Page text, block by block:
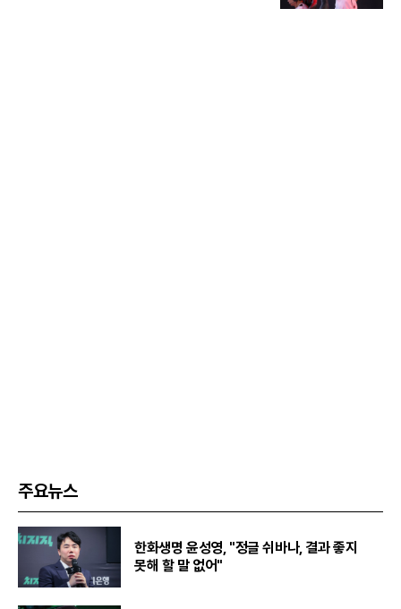
주요뉴스
한화생명 윤성영, "정글 쉬바나, 결과 좋지
못해 할 말 없어"